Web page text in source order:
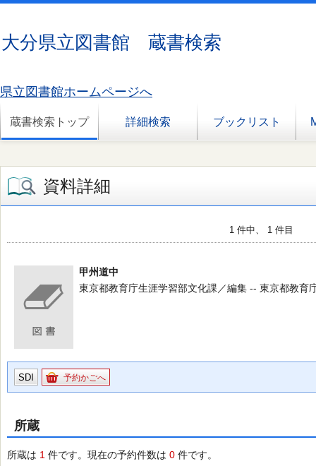
大分県立図書館 蔵書検索
県立図書館ホームページへ
蔵書検索トップ 詳細検索 ブックリスト
資料詳細
1 件中、 1 件目
甲州道中
東京都教育庁生涯学習部文化課／編集 -- 東京都教
SDI 予約かごへ
所蔵
所蔵は 1 件です。現在の予約件数は 0 件です。